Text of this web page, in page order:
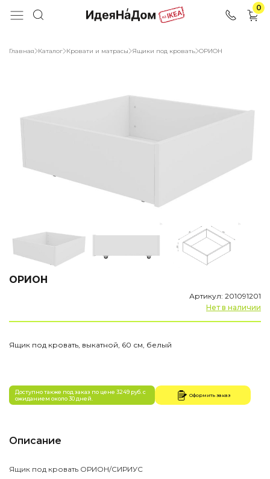
0
Главная Каталог Кровати и матрасы Ящики под кровать ОРИОН
ОРИОН
Артикул: 201091201
Нет в наличии
Ящик под кровать, выкатной, 60 см, белый
Доступно также под заказ по цене 3249 руб. с
ожиданием около 30 дней.
Оформить заказ
Описание
Ящик под кровать ОРИОН/СИРИУС